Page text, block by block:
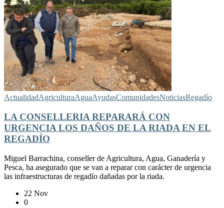
ActualidadAgriculturaAguaAyudasComunidadesNoticiasRegadío
LA CONSELLERIA REPARARÁ CON
URGENCIA LOS DAÑOS DE LA RIADA EN EL
REGADÍO
Miguel Barrachina, conseller de Agricultura, Agua, Ganadería y
Pesca, ha asegurado que se van a reparar con carácter de urgencia
las infraestructuras de regadío dañadas por la riada.
22 Nov
0